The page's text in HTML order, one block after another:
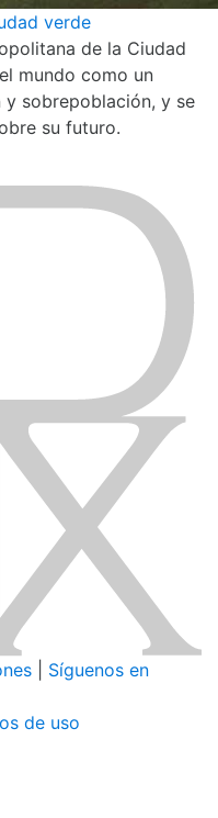
verde
de la Ciudad
mundo como un
sobrepoblación, y se
su futuro.
Síguenos en
de uso